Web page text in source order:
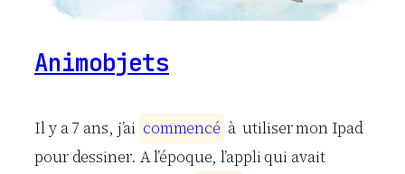
Animobjets
Il y a 7 ans, j’ai commencé à utiliser mon Ipad
pour dessiner. A l’époque, l’appli qui avait